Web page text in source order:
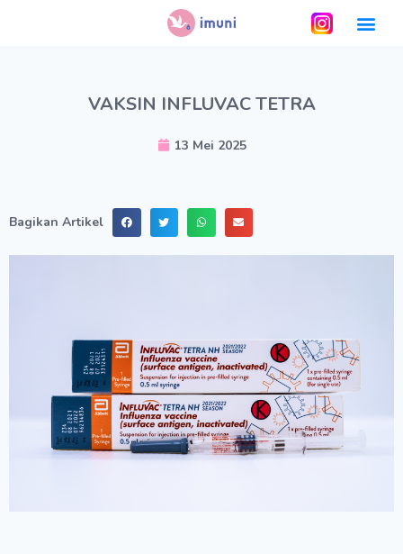
VAKSIN INFLUVAC TETRA
13 Mei 2025
Bagikan Artikel